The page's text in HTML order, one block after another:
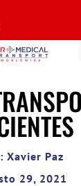
Xavier Paz
29, 2021